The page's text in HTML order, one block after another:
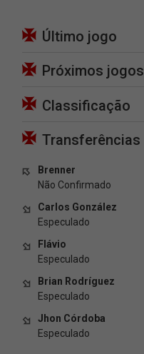
Último jogo
Próximos jogos
Classificação
Transferências
Brenner
Não Confirmado
Carlos González
Especulado
Flávio
Especulado
Brian Rodríguez
Especulado
Jhon Córdoba
Especulado